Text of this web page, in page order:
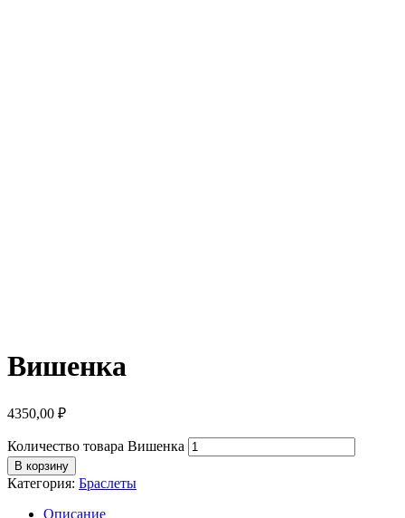
Вишенка
4350,00 ₽
Количество товара Вишенка
В корзину
Категория: Браслеты
Описание